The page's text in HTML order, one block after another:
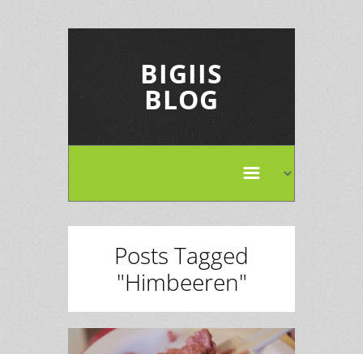
BIGIIS
BLOG
Posts Tagged
"Himbeeren"